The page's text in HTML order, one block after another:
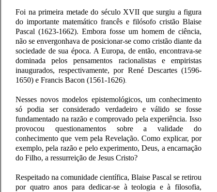
Foi na primeira metade do século XVII que surgiu a figura
do importante matemático francês e filósofo cristão Blaise
Pascal (1623-1662). Embora fosse um homem de ciência,
não se envergonhava de posicionar-se como cristão diante da
sociedade de sua época. A Europa, de então, encontrava-se
dominada pelos pensamentos racionalistas e empiristas
inaugurados, respectivamente, por René Descartes (1596-
1650) e Francis Bacon (1561-1626).
Nesses novos modelos epistemológicos, um conhecimento
só podia ser considerado verdadeiro e válido se fosse
fundamentado na razão e comprovado pela experiência. Isso
provocou questionamentos sobre a validade do
conhecimento que vem pela Revelação. Como explicar, por
exemplo, pela razão e pelo experimento, Deus, a encarnação
do Filho, a ressurreição de Jesus Cristo?
Respeitado na comunidade científica, Blaise Pascal se retirou
por quatro anos para dedicar-se à teologia e à filosofia,